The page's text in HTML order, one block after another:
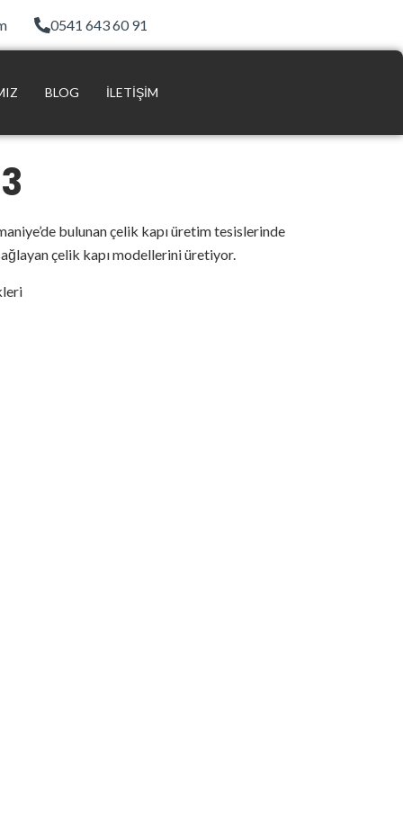
0541 643 60 91
BLOG İLETIŞIM
bulunan çelik kapı üretim tesislerinde
çelik kapı modellerini üretiyor.